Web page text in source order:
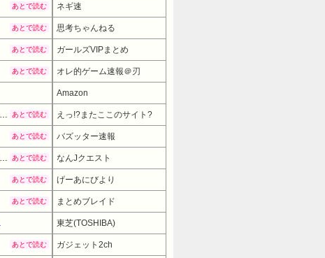
あとで読む ネギ速
あとで読む 思考ちゃんねる
あとで読む ガールズVIPまとめ
あとで読む オレ的ゲーム速報＠刃
Amazon
あとで読む えっ!?またここのサイト?
あとで読む バズッター速報
あとで読む なんJクエスト
あとで読む げーあにびより
あとで読む まとめブレイド
→ 25920円 （11:30時点）
東芝(TOSHIBA)
あとで読む ガジェット2ch